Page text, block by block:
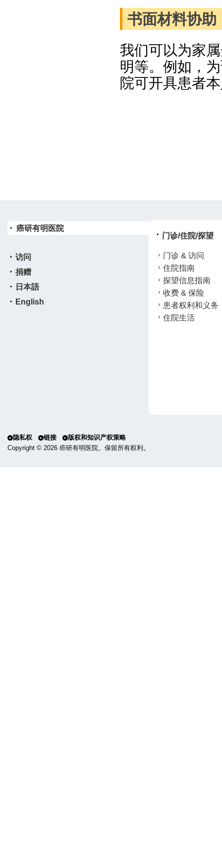
书面材料协助
我们可以为家
明等。例如，
院可开具患者
癌研有明医院
访问
捐赠
日本語
English
门诊/住院/探望
门诊 & 访问
住院指南
探望信息指南
收费 & 保险
患者权利和义务
住院生活
隐私权 链接
版权和知识产权策略
Copyright © 2026 癌研有明医院。保留所有权利。